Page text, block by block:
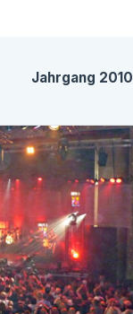
Jahrgang 2010